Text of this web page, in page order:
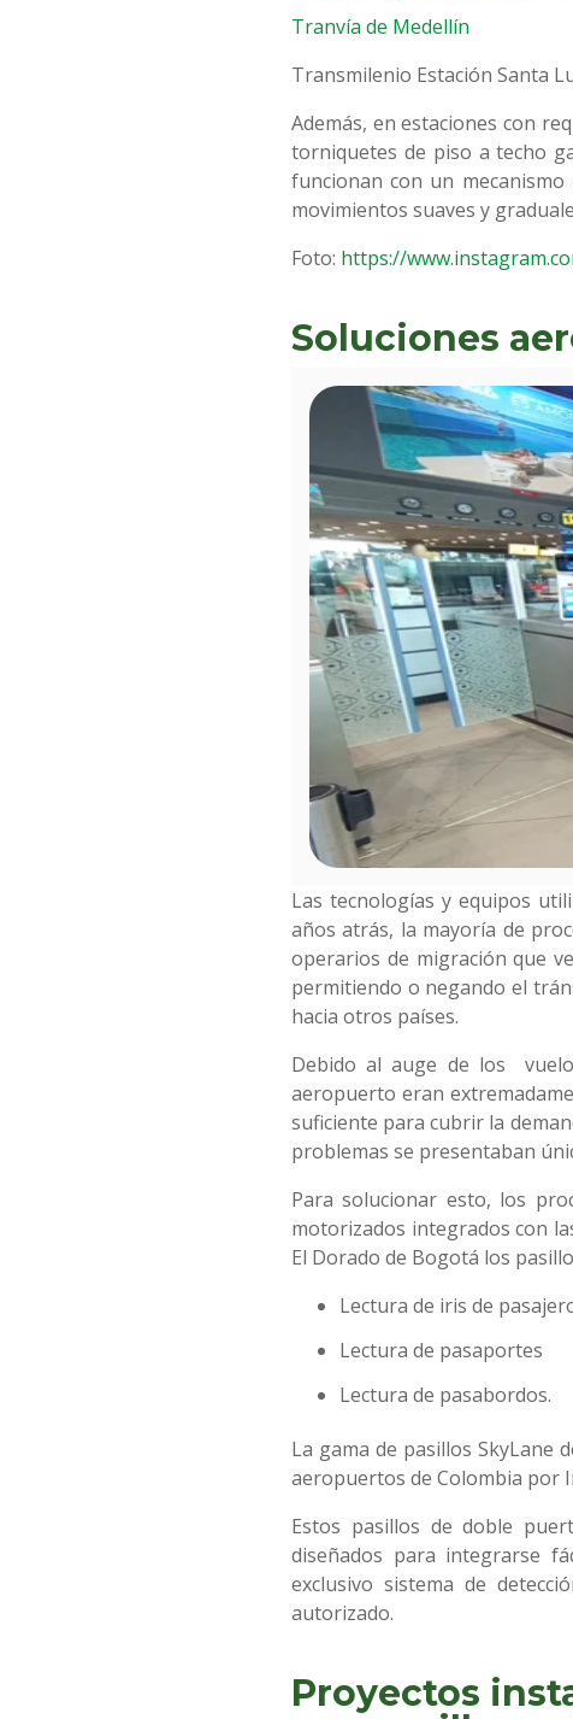
Tranvía de Medellín
Transmilenio Estación Santa
Además, en estaciones con
torniquetes de piso a techo
funcionan con un
movimientos suaves y
Foto: https://
Soluciones
Las tecnologías y equipos
años atrás, la mayoría de
operarios de migración que
permitiendo o negando el
hacia otros países.
Debido al auge de los
aeropuerto eran
suficiente para cubrir la
problemas se presentaban
Para solucionar esto, los
motorizados integrados con
El Dorado de Bogotá los
Lectura de iris de
Lectura de pasaportes
Lectura de pasabordos.
La gama de pasillos SkyLane
aeropuertos de Colombia por
Estos pasillos de doble
diseñados para integrarse
exclusivo sistema de
autorizado.
Proyectos